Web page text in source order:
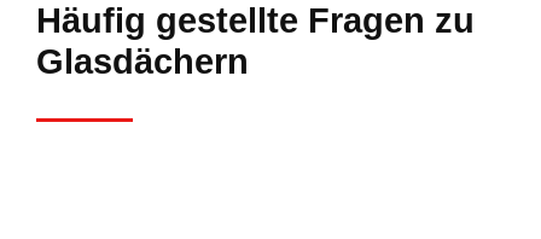
Häufig gestellte Fragen zu
Glasdächern